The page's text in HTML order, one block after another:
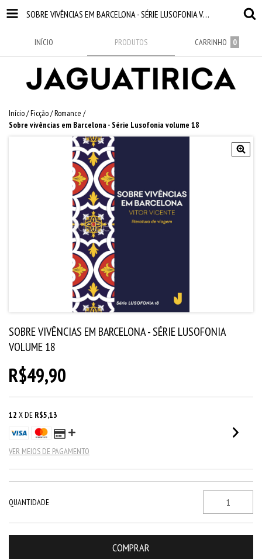
SOBRE VIVÊNCIAS EM BARCELONA - SÉRIE LUSOFONIA VOLUME 18
INÍCIO PRODUTOS CARRINHO 0
Início/Ficção/Romance /
Sobre vivências em Barcelona - Série Lusofonia volume 18
SOBRE VIVÊNCIAS EM BARCELONA - SÉRIE LUSOFONIA
VOLUME 18
R$49,90
12 X DE R$5,13
VER MEIOS DE PAGAMENTO
QUANTIDADE